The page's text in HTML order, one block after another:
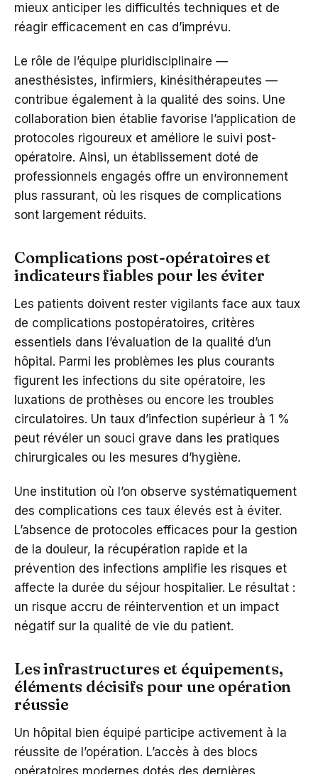
mieux anticiper les difficultés techniques et de
réagir efficacement en cas d’imprévu.
Le rôle de l’équipe pluridisciplinaire —
anesthésistes, infirmiers, kinésithérapeutes —
contribue également à la qualité des soins. Une
collaboration bien établie favorise l’application de
protocoles rigoureux et améliore le suivi post-
opératoire. Ainsi, un établissement doté de
professionnels engagés offre un environnement
plus rassurant, où les risques de complications
sont largement réduits.
Complications post-opératoires et
indicateurs fiables pour les éviter
Les patients doivent rester vigilants face aux taux
de complications postopératoires, critères
essentiels dans l’évaluation de la qualité d’un
hôpital. Parmi les problèmes les plus courants
figurent les infections du site opératoire, les
luxations de prothèses ou encore les troubles
circulatoires. Un taux d’infection supérieur à 1 %
peut révéler un souci grave dans les pratiques
chirurgicales ou les mesures d’hygiène.
Une institution où l’on observe systématiquement
des complications ces taux élevés est à éviter.
L’absence de protocoles efficaces pour la gestion
de la douleur, la récupération rapide et la
prévention des infections amplifie les risques et
affecte la durée du séjour hospitalier. Le résultat :
un risque accru de réintervention et un impact
négatif sur la qualité de vie du patient.
Les infrastructures et équipements,
éléments décisifs pour une opération
réussie
Un hôpital bien équipé participe activement à la
réussite de l’opération. L’accès à des blocs